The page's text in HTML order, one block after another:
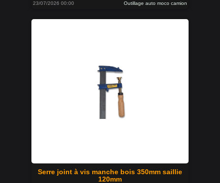
23/07/2026 00:00 Outillage auto moco camion
Serre joint à vis manche bois 350mm saillie
120mm